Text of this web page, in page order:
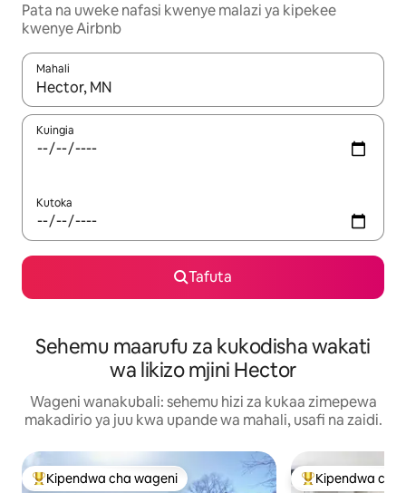
Pata na uweke nafasi kwenye malazi ya kipekee
kwenye Airbnb
Mahali
Wakati matokeo yanapatikana, vinjari kwa kutumia vitufe vya
Kuingia
Kutoka
Tafuta
Sehemu maarufu za kukodisha wakati
wa likizo mjini Hector
Wageni wanakubali: sehemu hizi za kukaa zimepewa
makadirio ya juu kwa upande wa mahali, usafi na zaidi.
Kipendwa maarufu cha wageni
Kipendwa cha wageni Kipendwa
Kipendwa cha